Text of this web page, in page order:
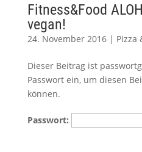
Fitness&Food
vegan!
24. November 2016| Pizza
Dieser Beitrag ist
Passwort ein, um diesen
können.
Passwort: